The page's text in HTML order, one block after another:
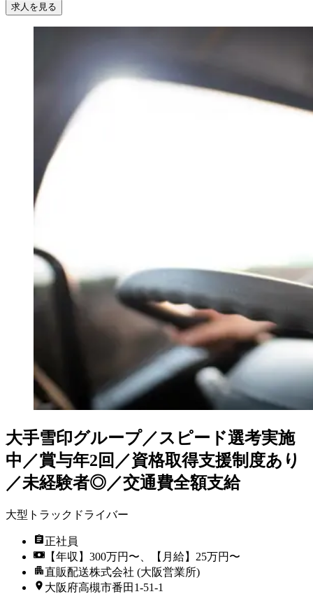
求人を見る
大手雪印グループ／スピード選考実施
中／賞与年2回／資格取得支援制度あり
／未経験者◎／交通費全額支給
大型トラックドライバー
正社員
【年収】300万円〜、【月給】25万円〜
直販配送株式会社 (大阪営業所)
大阪府高槻市番田1-51-1